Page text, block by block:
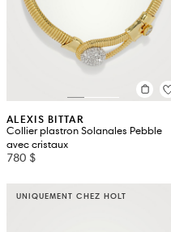
ALEXIS BITTAR
Collier plastron Solanales Pebble
avec cristaux
780 $
UNIQUEMENT CHEZ HOLT